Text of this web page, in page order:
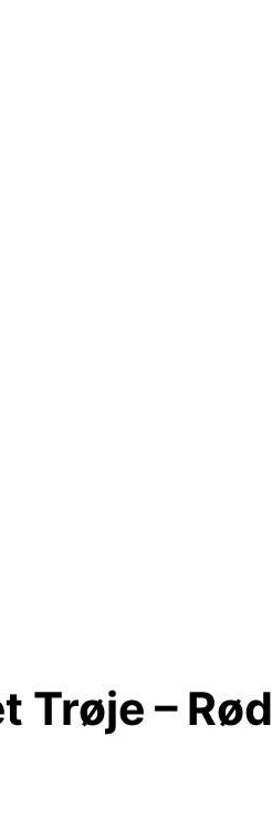
Trøje – Rød